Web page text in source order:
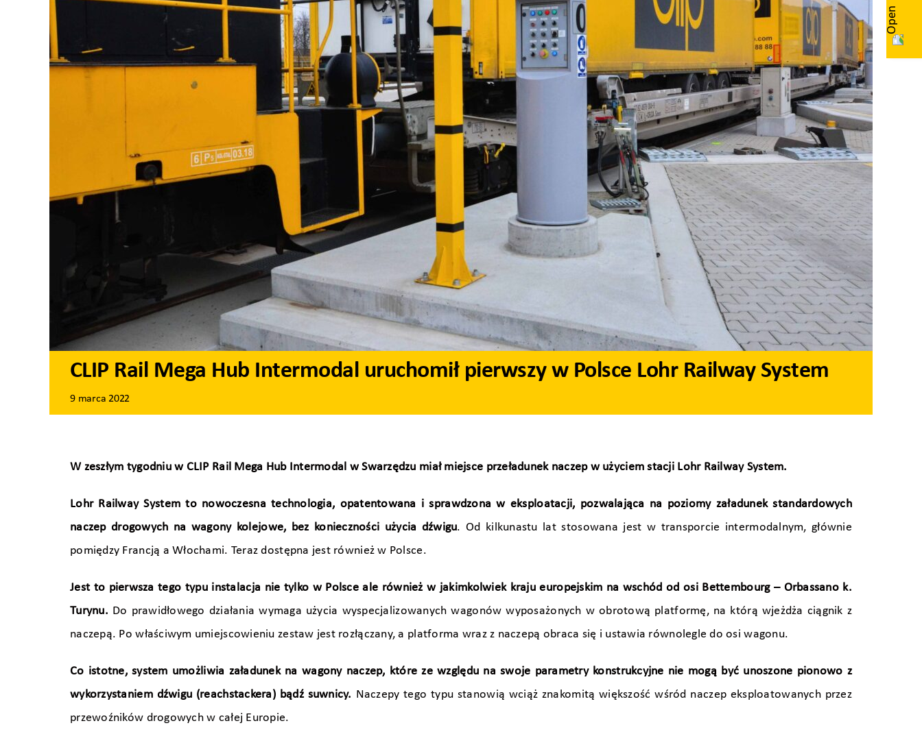
CLIP Rail Mega Hub Intermodal uruchomił pierwszy w Polsce Lohr Railway System
9 marca 2022
W zeszłym tygodniu w CLIP Rail Mega Hub Intermodal w Swarzędzu miał miejsce przeładunek naczep w użyciem stacji Lohr Railway System.
Lohr Railway System to nowoczesna technologia, opatentowana i sprawdzona w eksploatacji, pozwalająca na poziomy załadunek standardowych
naczep drogowych na wagony kolejowe, bez konieczności użycia dźwigu. Od kilkunastu lat stosowana jest w transporcie intermodalnym, głównie
pomiędzy Francją a Włochami. Teraz dostępna jest również w Polsce.
Jest to pierwsza tego typu instalacja nie tylko w Polsce ale również w jakimkolwiek kraju europejskim na wschód od osi Bettembourg – Orbassano k.
Turynu. Do prawidłowego działania wymaga użycia wyspecjalizowanych wagonów wyposażonych w obrotową platformę, na którą wjeżdża ciągnik z
naczepą. Po właściwym umiejscowieniu zestaw jest rozłączany, a platforma wraz z naczepą obraca się i ustawia równolegle do osi wagonu.
Co istotne, system umożliwia załadunek na wagony naczep, które ze względu na swoje parametry konstrukcyjne nie mogą być unoszone pionowo z
wykorzystaniem dźwigu (reachstackera) bądź suwnicy. Naczepy tego typu stanowią wciąż znakomitą większość wśród naczep eksploatowanych przez
przewoźników drogowych w całej Europie.